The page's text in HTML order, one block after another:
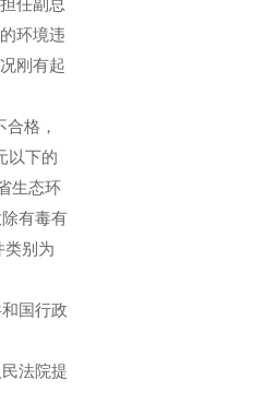
环境违
刚有起
格，
以下的
生态环
有毒有
别为
国行政
法院提